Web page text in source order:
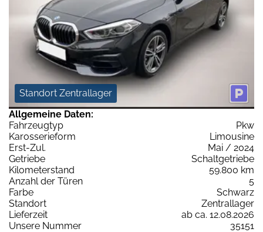
Standort Zentrallager
Allgemeine Daten:
Fahrzeugtyp
Pkw
Karosserieform
Limousine
Erst-Zul.
Mai / 2024
Getriebe
Schaltgetriebe
Kilometerstand
59.800 km
Anzahl der Türen
5
Farbe
Schwarz
Standort
Zentrallager
Lieferzeit
ab ca. 12.08.2026
Unsere Nummer
35151